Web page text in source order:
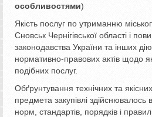
особливостями)
Якість послуг по утриманню
Сновськ Чернігівської області і
законодавства України та інших
нормативно-правових актів щодо
подібних послуг.
Обґрунтування технічних та
предмета закупівлі здійснювалось
норм, стандартів, порядків і